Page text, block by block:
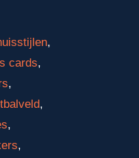
,
cards,
,
,
,
,